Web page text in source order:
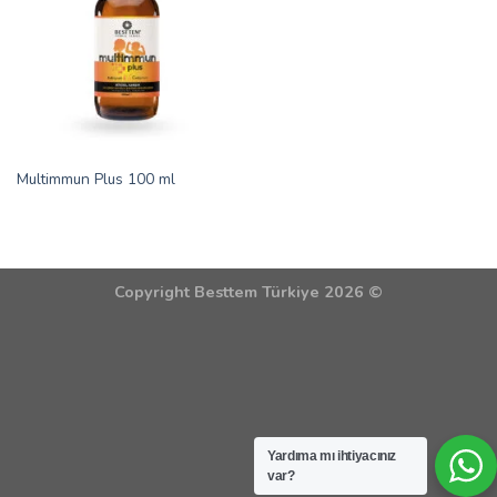
Multimmun Plus 100 ml
Copyright Besttem Türkiye 2026 ©
Yardıma mı ihtiyacınız
var?